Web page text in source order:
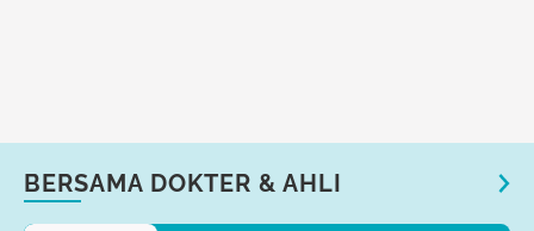
BERSAMA DOKTER & AHLI